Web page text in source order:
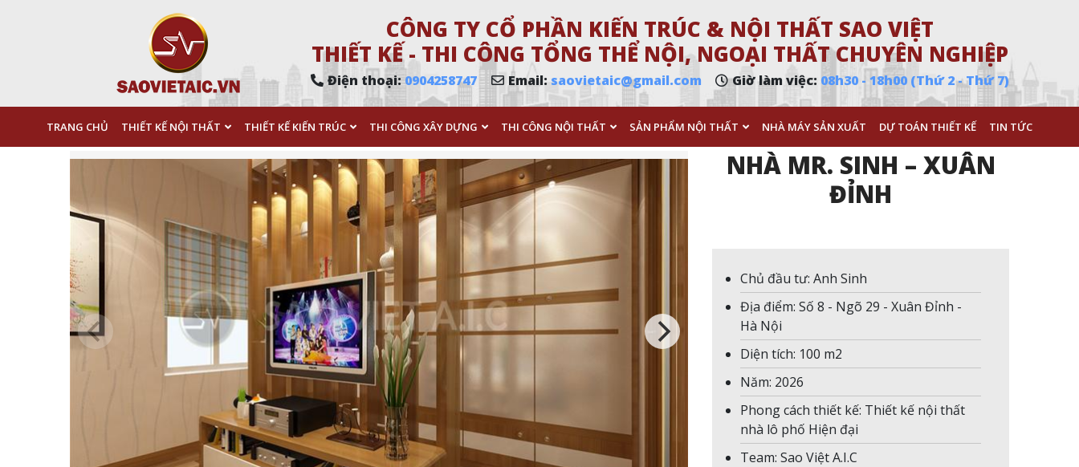
CÔNG TY CỔ PHẦN KIẾN TRÚC & NỘI THẤT SAO VIỆT
THIẾT KẾ - THI CÔNG TỔNG THỂ NỘI, NGOẠI THẤT CHUYÊN NGHIỆP
Điện thoại:0904258747 Email: saovietaic@gmail.com Giờ làm việc: 08h30 - 18h00 (Thứ 2 - Thứ 7)
TRANG CHỦ THIẾT KẾ NỘI THẤT THIẾT KẾ KIẾN TRÚC THI CÔNG XÂY DỰNG THI CÔNG NỘI THẤT SẢN PHẨM NỘI THẤT NHÀ MÁY SẢN XUẤT DỰ TOÁN THIẾT KẾ TIN TỨC
NHÀ MR. SINH – XUÂN
ĐỈNH
Chủ đầu tư: Anh Sinh
Địa điểm: Số 8 - Ngõ 29 - Xuân Đỉnh -
Hà Nội
Diện tích: 100 m2
Năm: 2026
Phong cách thiết kế: Thiết kế nội thất
nhà lô phố Hiện đại
Team: Sao Việt A.I.C